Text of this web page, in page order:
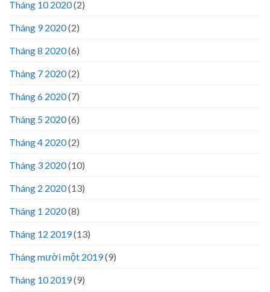
Tháng 10 2020(2)
Tháng 9 2020(2)
Tháng 8 2020(6)
Tháng 7 2020(2)
Tháng 6 2020(7)
Tháng 5 2020(6)
Tháng 4 2020(2)
Tháng 3 2020(10)
Tháng 2 2020(13)
Tháng 1 2020(8)
Tháng 12 2019(13)
Tháng mười một 2019(9)
Tháng 10 2019(9)